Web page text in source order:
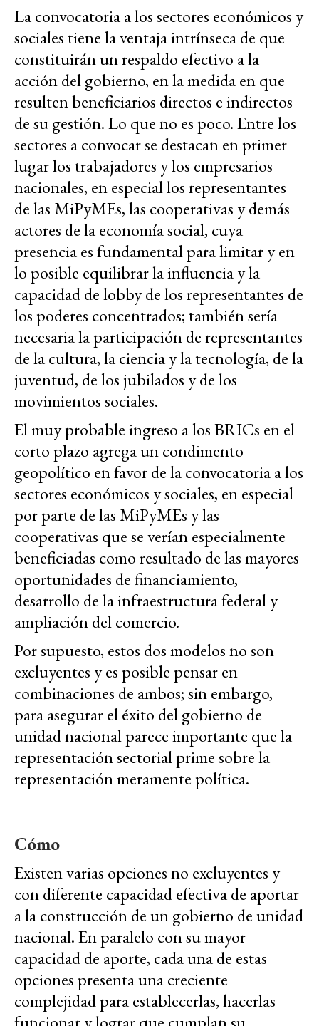
La convocatoria a los sectores económicos y
sociales tiene la ventaja intrínseca de que
constituirán un respaldo efectivo a la
acción del gobierno, en la medida en que
resulten beneficiarios directos e indirectos
de su gestión. Lo que no es poco. Entre los
sectores a convocar se destacan en primer
lugar los trabajadores y los empresarios
nacionales, en especial los representantes
de las MiPyMEs, las cooperativas y demás
actores de la economía social, cuya
presencia es fundamental para limitar y en
lo posible equilibrar la influencia y la
capacidad de lobby de los representantes de
los poderes concentrados; también sería
necesaria la participación de representantes
de la cultura, la ciencia y la tecnología, de la
juventud, de los jubilados y de los
movimientos sociales.
El muy probable ingreso a los BRICs en el
corto plazo agrega un condimento
geopolítico en favor de la convocatoria a los
sectores económicos y sociales, en especial
por parte de las MiPyMEs y las
cooperativas que se verían especialmente
beneficiadas como resultado de las mayores
oportunidades de financiamiento,
desarrollo de la infraestructura federal y
ampliación del comercio.
Por supuesto, estos dos modelos no son
excluyentes y es posible pensar en
combinaciones de ambos; sin embargo,
para asegurar el éxito del gobierno de
unidad nacional parece importante que la
representación sectorial prime sobre la
representación meramente política.
Cómo
Existen varias opciones no excluyentes y
con diferente capacidad efectiva de aportar
a la construcción de un gobierno de unidad
nacional. En paralelo con su mayor
capacidad de aporte, cada una de estas
opciones presenta una creciente
complejidad para establecerlas, hacerlas